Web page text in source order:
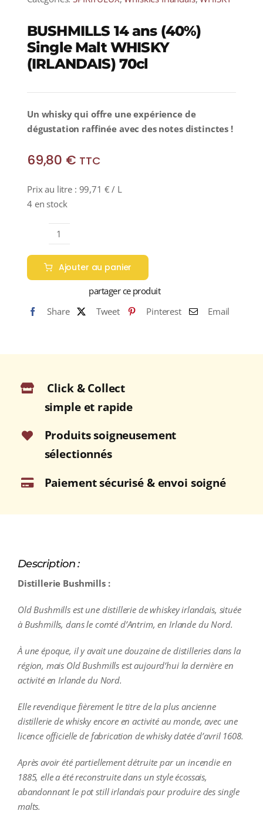
BUSHMILLS 14 ans (40%)
Single Malt WHISKY
(IRLANDAIS) 70cl
Un whisky qui offre une expérience de
dégustation raffinée avec des notes distinctes !
69,80 € TTC
Prix au litre : 99,71 € / L
4 en stock
quantité
de
BUSHMILLS
14
(40%)
WHISKY
70cl
Ajouter au panier
partager ce produit
Share
Tweet Pinterest Email
Click & Collect
simple et rapide
Produits soigneusement
sélectionnés
Paiement sécurisé & envoi soigné
Description :
Distillerie Bushmills :
Old Bushmills est une distillerie de whiskey irlandais, située
à Bushmills, dans le comté d’Antrim, en Irlande du Nord.
À une époque, il y avait une douzaine de distilleries dans la
région, mais Old Bushmills est aujourd’hui la dernière en
activité en Irlande du Nord.
Elle revendique fièrement le titre de la plus ancienne
distillerie de whisky encore en activité au monde, avec une
licence officielle de fabrication de whisky datée d’avril 1608.
Après avoir été partiellement détruite par un incendie en
1885, elle a été reconstruite dans un style écossais,
abandonnant le pot still irlandais pour produire des single
malts.